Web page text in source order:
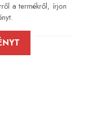
a termékről, írjon